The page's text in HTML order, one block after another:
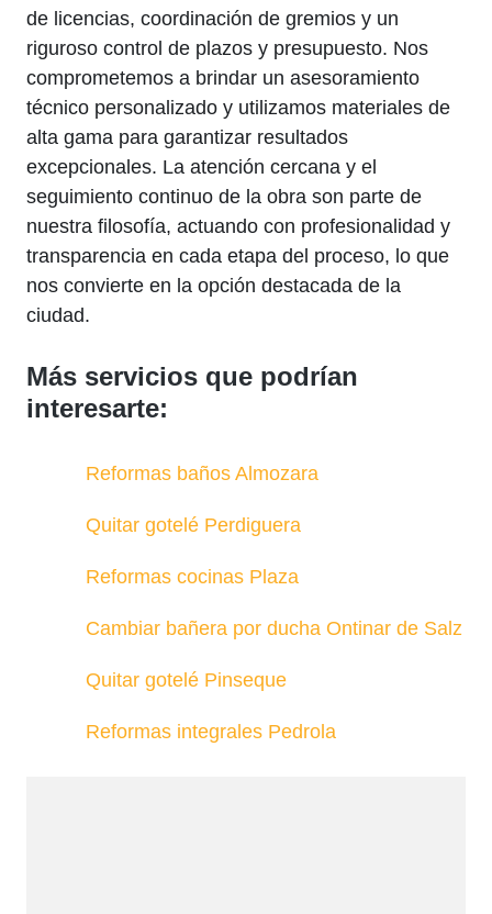
de licencias, coordinación de gremios y un
riguroso control de plazos y presupuesto. Nos
comprometemos a brindar un asesoramiento
técnico personalizado y utilizamos materiales de
alta gama para garantizar resultados
excepcionales. La atención cercana y el
seguimiento continuo de la obra son parte de
nuestra filosofía, actuando con profesionalidad y
transparencia en cada etapa del proceso, lo que
nos convierte en la opción destacada de la
ciudad.
Más servicios que podrían
interesarte:
Reformas baños Almozara
Quitar gotelé Perdiguera
Reformas cocinas Plaza
Cambiar bañera por ducha Ontinar de Salz
Quitar gotelé Pinseque
Reformas integrales Pedrola